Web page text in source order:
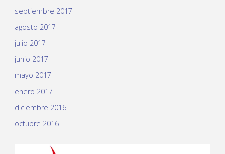
septiembre 2017
agosto 2017
julio 2017
junio 2017
mayo 2017
enero 2017
diciembre 2016
octubre 2016